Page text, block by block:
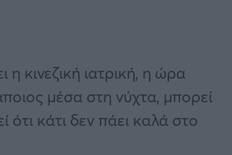
κινεζική ιατρική, η ώρα
μέσα στη νύχτα, μπορεί
ότι κάτι δεν πάει καλά στο